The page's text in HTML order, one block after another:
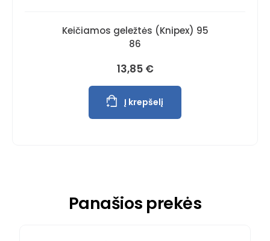
Keičiamos geležtės (Knipex) 95
86
13,85 €
Į krepšelį
Panašios prekės